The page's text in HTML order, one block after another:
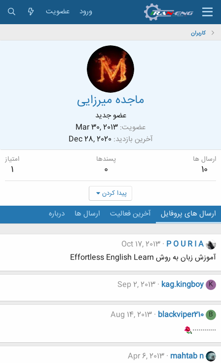
ورود عضویت
کاربران
ماجده میرزایی
عضو جدید
عضویت Mar 30, 2013
آخرین بازدید Dec 28, 2020
ارسال ها
10
پسندها
0
امتیاز
1
پیدا کردن
ارسال های پروفایل آخرین فعالیت ارسال ها درباره
P O U R I A
Oct 17, 2013
آموزش زبان به روش Effortless English Learn
K
kag.kingboy
Sep 2, 2013
B
blackviper210
Aug 14, 2013
............
mahtab n
Apr 6, 2013